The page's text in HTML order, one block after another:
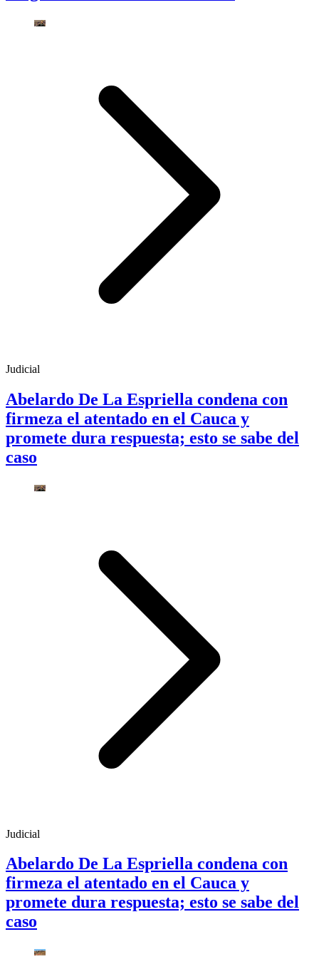
Judicial
Abelardo De La Espriella condena con
firmeza el atentado en el Cauca y
promete dura respuesta; esto se sabe del
caso
Judicial
Abelardo De La Espriella condena con
firmeza el atentado en el Cauca y
promete dura respuesta; esto se sabe del
caso